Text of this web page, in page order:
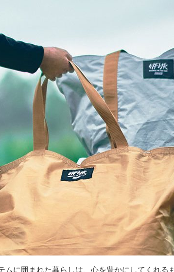
に囲まれた暮らしは、心を豊かにしてくれる